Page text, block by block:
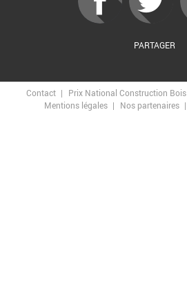
PARTAGER
Contact Prix National Construction Bois
Mentions légales
Nos partenaires